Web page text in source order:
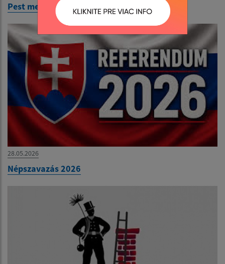
Pest megér egy estet
28.05.2026
Népszavazás 2026